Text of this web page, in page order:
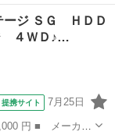
気量 ２４００
お渡しになります。...
ージ ＳＧ ＨＤＤ
４ＷＤ♪…
提携サイト 7月25日